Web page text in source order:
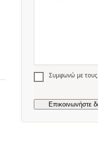
Συμφωνώ με τους